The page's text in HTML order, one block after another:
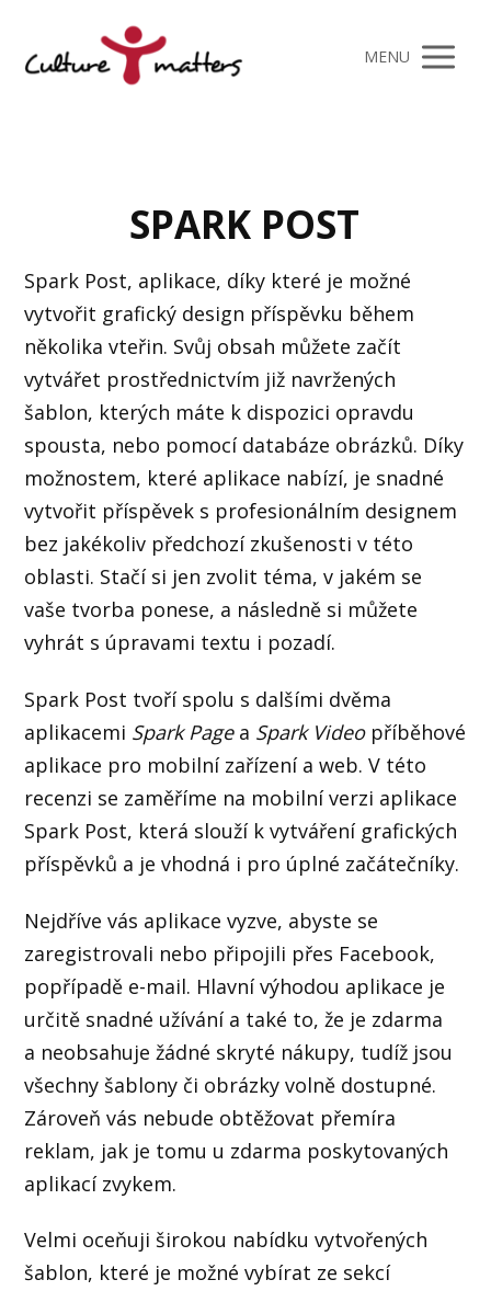
MENU
SPARK POST
Spark Post, aplikace, díky které je možné
vytvořit grafický design příspěvku během
několika vteřin. Svůj obsah můžete začít
vytvářet prostřednictvím již navržených
šablon, kterých máte k dispozici opravdu
spousta, nebo pomocí databáze obrázků. Díky
možnostem, které aplikace nabízí, je snadné
vytvořit příspěvek s profesionálním designem
bez jakékoliv předchozí zkušenosti v této
oblasti. Stačí si jen zvolit téma, v jakém se
vaše tvorba ponese, a následně si můžete
vyhrát s úpravami textu i pozadí.
Spark Post tvoří spolu s dalšími dvěma
aplikacemi Spark Pagea Spark Videopříběhové
aplikace pro mobilní zařízení a web. V této
recenzi se zaměříme na mobilní verzi aplikace
Spark Post, která slouží k vytváření grafických
příspěvků a je vhodná i pro úplné začátečníky.
Nejdříve vás aplikace vyzve, abyste se
zaregistrovali nebo připojili přes Facebook,
popřípadě e-mail. Hlavní výhodou aplikace je
určitě snadné užívání a také to, že je zdarma
a neobsahuje žádné skryté nákupy, tudíž jsou
všechny šablony či obrázky volně dostupné.
Zároveň vás nebude obtěžovat přemíra
reklam, jak je tomu u zdarma poskytovaných
aplikací zvykem.
Velmi oceňuji širokou nabídku vytvořených
šablon, které je možné vybírat ze sekcí